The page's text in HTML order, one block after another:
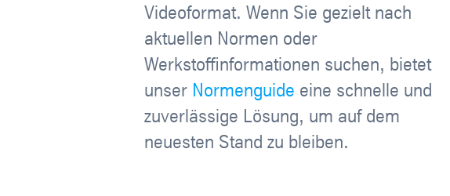
Videoformat. Wenn Sie gezielt nach
aktuellen Normen oder
Werkstoffinformationen suchen, bietet
unser Normenguide eine schnelle und
zuverlässige Lösung, um auf dem
neuesten Stand zu bleiben.